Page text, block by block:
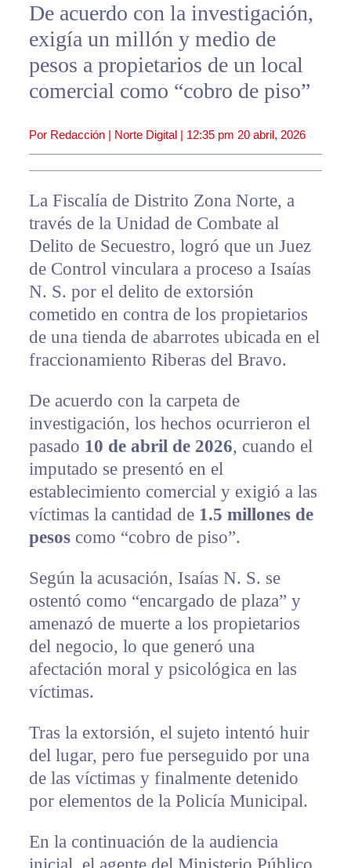
De acuerdo con la investigación,
exigía un millón y medio de
pesos a propietarios de un local
comercial como “cobro de piso”
Por Redacción | Norte Digital | 12:35 pm 20 abril, 2026
La Fiscalía de Distrito Zona Norte, a
través de la Unidad de Combate al
Delito de Secuestro, logró que un Juez
de Control vinculara a proceso a Isaías
N. S. por el delito de extorsión
cometido en contra de los propietarios
de una tienda de abarrotes ubicada en el
fraccionamiento Riberas del Bravo.
De acuerdo con la carpeta de
investigación, los hechos ocurrieron el
pasado 10 de abril de 2026, cuando el
imputado se presentó en el
establecimiento comercial y exigió a las
víctimas la cantidad de 1.5 millones de
pesoscomo “cobro de piso”.
Según la acusación, Isaías N. S. se
ostentó como “encargado de plaza” y
amenazó de muerte a los propietarios
del negocio, lo que generó una
afectación moral y psicológica en las
víctimas.
Tras la extorsión, el sujeto intentó huir
del lugar, pero fue perseguido por una
de las víctimas y finalmente detenido
por elementos de la Policía Municipal.
En la continuación de la audiencia